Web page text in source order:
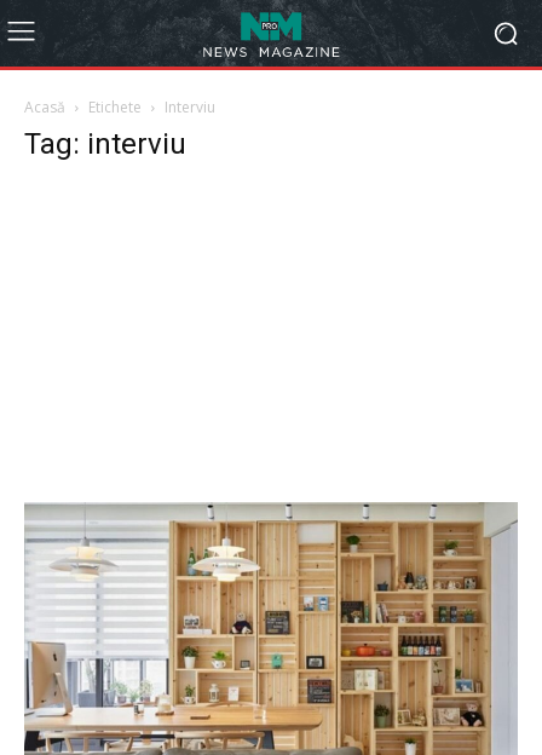
Acasă Etichete Interviu
Tag: interviu